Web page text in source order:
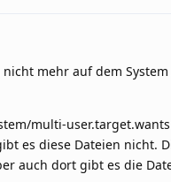
mehr auf dem
multi-
es diese Dateien nicht.
auch dort gibt es die